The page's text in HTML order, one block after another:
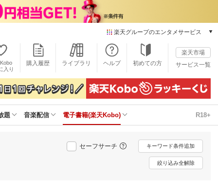
楽天グループのエンタメサービス
本/ゲーム/CD/DVD
楽天ブックス
電子書籍
楽天Kobo
雑誌読み放題
楽天ミュージック
動画配信
楽天TV
動画配信ガイド
入り
購入履歴 ライブラリ ヘルプ 初めての方
楽天市場
サービス一覧
題 音楽配信 電子書籍(楽天Kobo) R18+
セーフサーチ キーワード条件追加
絞り込み全解除